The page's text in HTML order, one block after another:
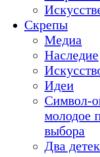
Скрепы
Медиа
Наследие
Идеи
Символ-
молодое
выбора
Два